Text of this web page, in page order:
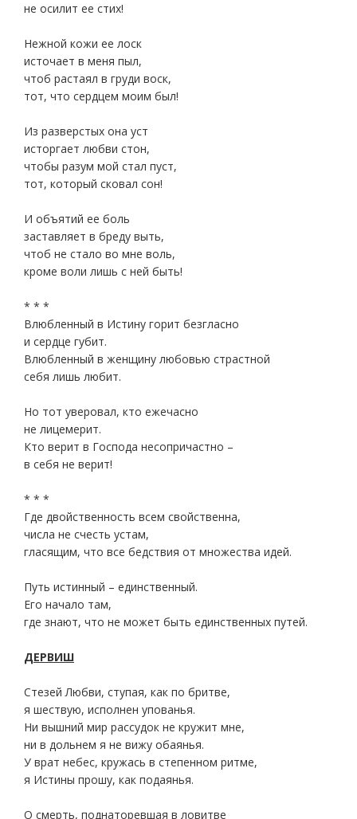
не осилит ее стих!
Нежной кожи ее лоск
источает в меня пыл,
чтоб растаял в груди воск,
тот, что сердцем моим был!
Из разверстых она уст
исторгает любви стон,
чтобы разум мой стал пуст,
тот, который сковал сон!
И объятий ее боль
заставляет в бреду выть,
чтоб не стало во мне воль,
кроме воли лишь с ней быть!
* * *
Влюбленный в Истину горит безгласно
и сердце губит.
Влюбленный в женщину любовью страстной
себя лишь любит.
Но тот уверовал, кто ежечасно
не лицемерит.
Кто верит в Господа несопричастно –
в себя не верит!
* * *
Где двойственность всем свойственна,
числа не счесть устам,
гласящим, что все бедствия от множества идей.
Путь истинный – единственный.
Его начало там,
где знают, что не может быть единственных путей.
ДЕРВИШ
Стезей Любви, ступая, как по бритве,
я шествую, исполнен упованья.
Ни вышний мир рассудок не кружит мне,
ни в дольнем я не вижу обаянья.
У врат небес, кружась в степенном ритме,
я Истины прошу, как подаянья.
О смерть, поднаторевшая в ловитве